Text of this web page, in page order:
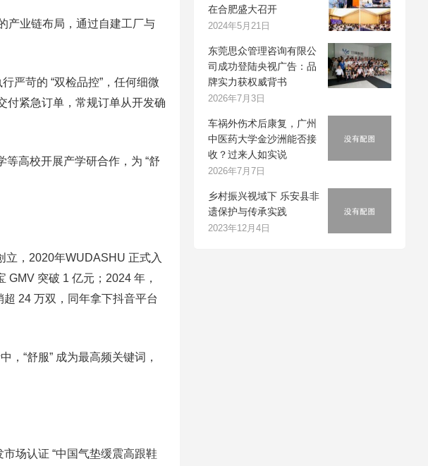
产业链布局，通过自建工厂与
严苛的 “双检品控”，任何细微
付紧急订单，常规订单从开发确
高校开展产学研合作，为 “舒
立，2020年WUDASHU 正式入
突破 1 亿元；2024 年，
24 万双，同年拿下抖音平台
“舒服” 成为最高频关键词，
场认证 “中国气垫缓震高跟鞋
在合肥盛大召开
2024年5月21日
东莞思众管理咨询有限公
司成功登陆央视广告：品
牌实力获权威背书
2026年7月3日
车祸外伤术后康复，广州
中医药大学金沙洲能否接
收？过来人如实说
2026年7月7日
乡村振兴视域下 乐安县非
遗保护与传承实践
2023年12月4日